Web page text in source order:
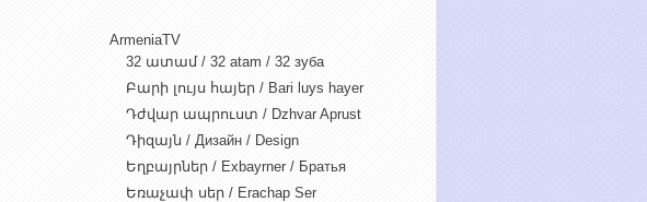
ArmeniaTV
32 ատամ / 32 atam / 32 зуба
Բարի լույս հայեր / Bari luys hayer
Դժվար ապրուստ / Dzhvar Aprust
Դիզայն / Дизайн / Design
Եղբայրներ / Exbayrner / Братья
Եռաչափ սեր / Erachap Ser